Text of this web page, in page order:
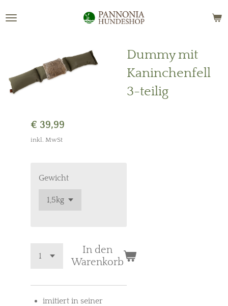
Dummy mit
Kaninchenfell
3-teilig
€ 39,99
inkl. MwSt
Gewicht
In den
Warenkorb
imitiert in seiner